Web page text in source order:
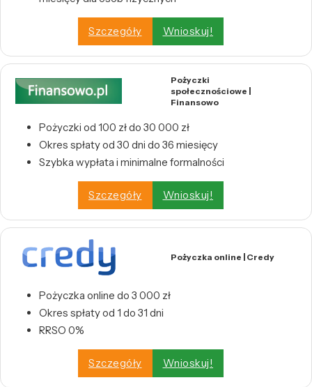
Szczegóły Wnioskuj!
Pożyczki
społecznościowe |
Finansowo
Pożyczki od 100 zł do 30 000 zł
Okres spłaty od 30 dni do 36 miesięcy
Szybka wypłata i minimalne formalności
Szczegóły Wnioskuj!
Pożyczka online | Credy
Pożyczka online do 3 000 zł
Okres spłaty od 1 do 31 dni
RRSO 0%
Szczegóły Wnioskuj!